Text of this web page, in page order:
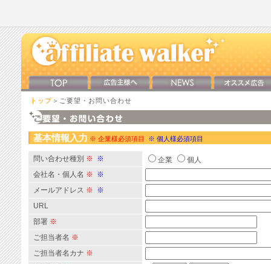
トップ ＞ご要望・お問い合わせ
基本情報入力 ※ 企業様必須項目 ※ 個人様必須項目
問い合わせ種別 ※ ※ 企業
個人
会社名・個人名 ※ ※
メールアドレス ※ ※
URL
部署 ※
ご担当者名 ※
ご担当者名カナ ※